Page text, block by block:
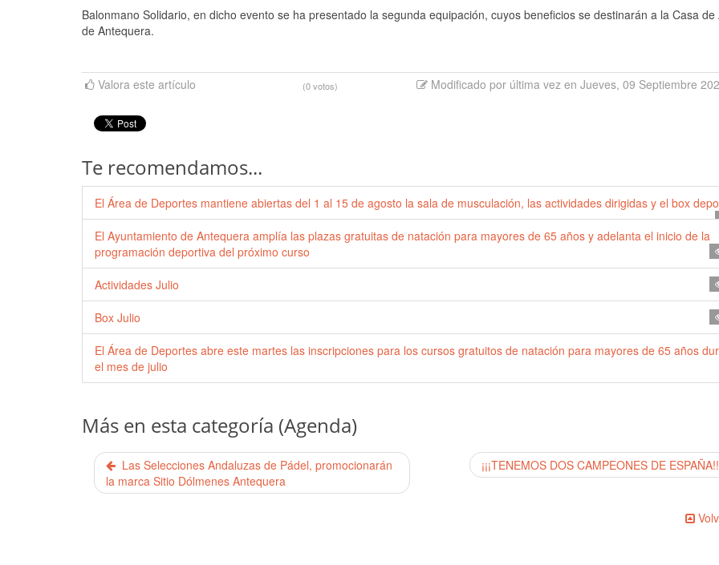
Balonmano Solidario, en dicho evento se ha presentado la segunda equipación, cuyos beneficios se destinarán a la Casa de
de Antequera.
Valora este artículo (0 votos) Modificado por última vez en Jueves, 09 Septiembre
Te recomendamos...
El Área de Deportes mantiene abiertas del 1 al 15 de agosto la sala de musculación, las actividades dirigidas y el box
El Ayuntamiento de Antequera amplía las plazas gratuitas de natación para mayores de 65 años y adelanta el inicio de la
programación deportiva del próximo curso
Actividades Julio
Box Julio
El Área de Deportes abre este martes las inscripciones para los cursos gratuitos de natación para mayores de 65 años
el mes de julio
Más en esta categoría (Agenda)
Las Selecciones Andaluzas de Pádel, promocionarán
la marca Sitio Dólmenes Antequera
¡¡¡TENEMOS DOS CAMPEONES DE